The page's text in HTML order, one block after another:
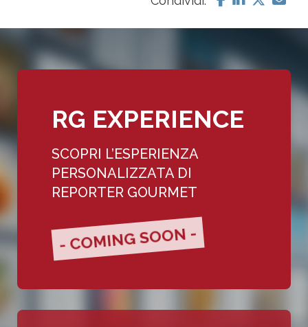
RG EXPERIENCE
SCOPRI L’ESPERIENZA
PERSONALIZZATA DI
REPORTER GOURMET
- COMING SOON -